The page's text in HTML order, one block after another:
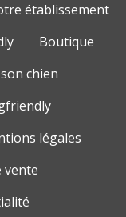
établissement
Boutique
chien
légales
vente